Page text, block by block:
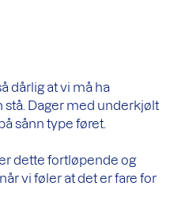
dårlig at vi må ha
stå. Dager med underkjølt
sånn type føret.
dette fortløpende og
vi føler at det er fare for